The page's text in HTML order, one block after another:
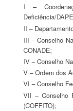
I – Coordenação Geral de Saúde da Pessoa com
Deficiência/
II –
III – Conselho Nacional de Direitos da Pessoa com Deficiência –
CONADE;
IV – Conselho
V – Ordem dos
VI – Conselho
VII – Conselho Federal de Fisioterapia e Terapia Ocupacional
(COFFITO);